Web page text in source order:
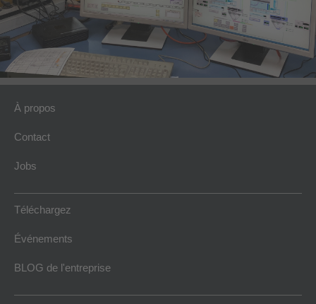
À propos
Contact
Jobs
Téléchargez
Événements
BLOG de l'entreprise